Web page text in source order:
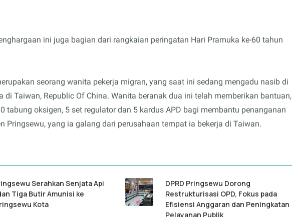
ini juga bagian dari rangkaian peringatan Hari Pramuka ke-60 tahun
seorang wanita pekerja migran, yang saat ini sedang mengadu nasib di
di Taiwan, Republic Of China. Wanita beranak dua ini telah memberikan bantuan,
tabung oksigen, 5 set regulator dan 5 kardus APD bagi membantu penanganan
Pringsewu, yang ia galang dari perusahaan tempat ia bekerja di Taiwan.
Serahkan Senjata Api
Tiga Butir Amunisi ke
Kota
DPRD Pringsewu Dorong
Restrukturisasi OPD, Fokus pada
Efisiensi Anggaran dan Peningkatan
Pelayanan Publik